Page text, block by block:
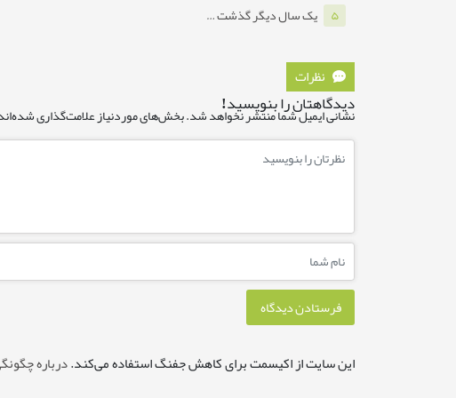
۵ یک سال دیگر گذشت …
نظرات
دیدگاهتان را بنویسید!
نشانی ایمیل شما منتشر نخواهد شد. بخش‌های موردنیاز علامت‌گذاری
این سایت از اکیسمت برای کاهش جفنگ استفاده می‌کند. درباره